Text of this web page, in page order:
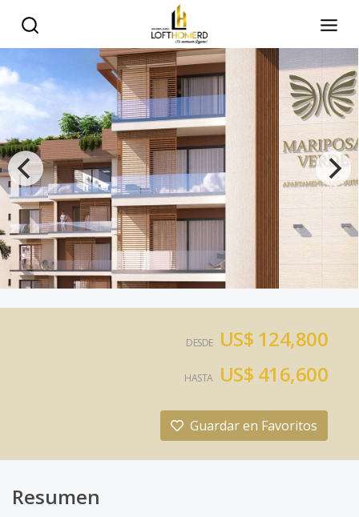
DESDE US$ 124,800
HASTA US$ 416,600
Guardar en Favoritos
Resumen